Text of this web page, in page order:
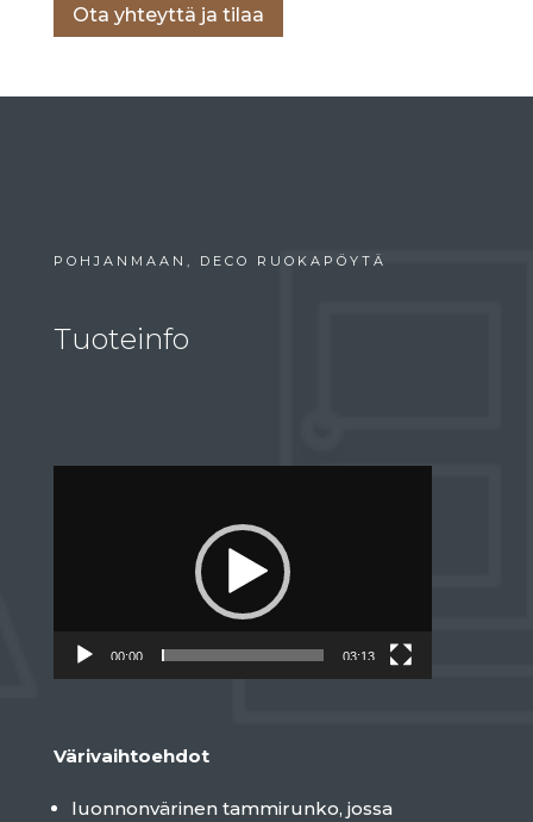
Ota yhteyttä ja tilaa
POHJANMAAN, DECO RUOKAPÖYTÄ
Tuoteinfo
00:00 03:13
Värivaihtoehdot
luonnonvärinen tammirunko, jossa